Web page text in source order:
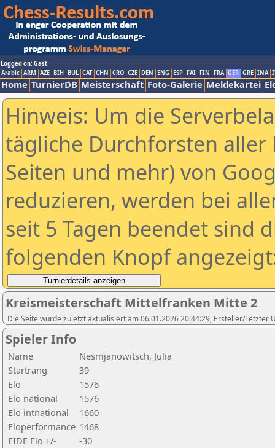
Logged on: Gast
Arabic ARM AZE BIH BUL CAT CHN CRO CZE DEN ENG ESP FAI FIN FRA GER GRE INA
Home TurnierDB Meisterschaft Foto-Galerie Meldekartei
Hinweis: Um die
tägliche Durchforsten aller
Seiten und mehr) von
reduzieren, werden bei
seit 5 Tagen beendet sind
folgenden Knopf
Kreismeisterschaft Mittelfranken Mitte 2
Die Seite wurde zuletzt aktualisiert am 06.01.2026 20:44:29, Ersteller/Letzter
Spieler Info
Name
Nesmjanowitsch, Julia
Startrang
39
Elo
1576
Elo national
1576
Elo intnational
1660
Eloperformance 1468
FIDE Elo +/-
-30